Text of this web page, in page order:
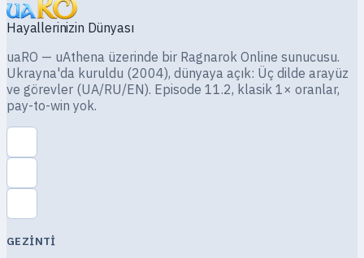
Hayallerinizin Dünyası
uaRO — uAthena üzerinde bir Ragnarok Online sunucusu.
Ukrayna'da kuruldu (2004), dünyaya açık: Üç dilde arayüz
ve görevler (UA/RU/EN). Episode 11.2, klasik 1× oranlar,
pay-to-win yok.
GEZINTI